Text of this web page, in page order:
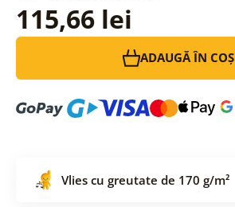
115,66 lei
ADAUGĂ ÎN COȘ
Vlies cu greutate de 170 g/m²